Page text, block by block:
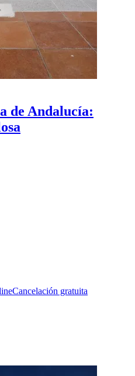
de Andalucía:
Cancelación gratuita